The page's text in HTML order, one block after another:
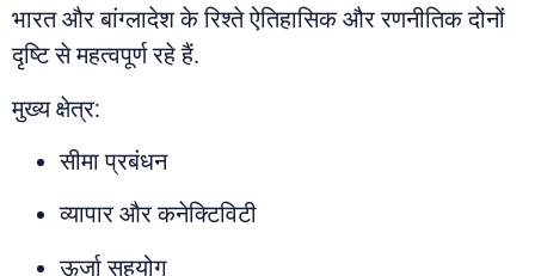
भारत और बांग्लादेश के रिश्ते ऐतिहासिक और रणनीतिक दोनों
दृष्टि से महत्वपूर्ण रहे हैं.
मुख्य क्षेत्र:
सीमा प्रबंधन
व्यापार और कनेक्टिविटी
ऊर्जा सहयोग